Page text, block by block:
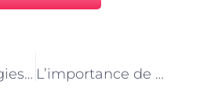
Les technologies au service des aides ménagères à Paris L’importance de la discrétion dans le métier d’aide ménagère à Paris